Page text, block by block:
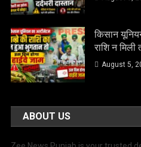
किसान
राशि न मिली
August 5,
ABOUT US